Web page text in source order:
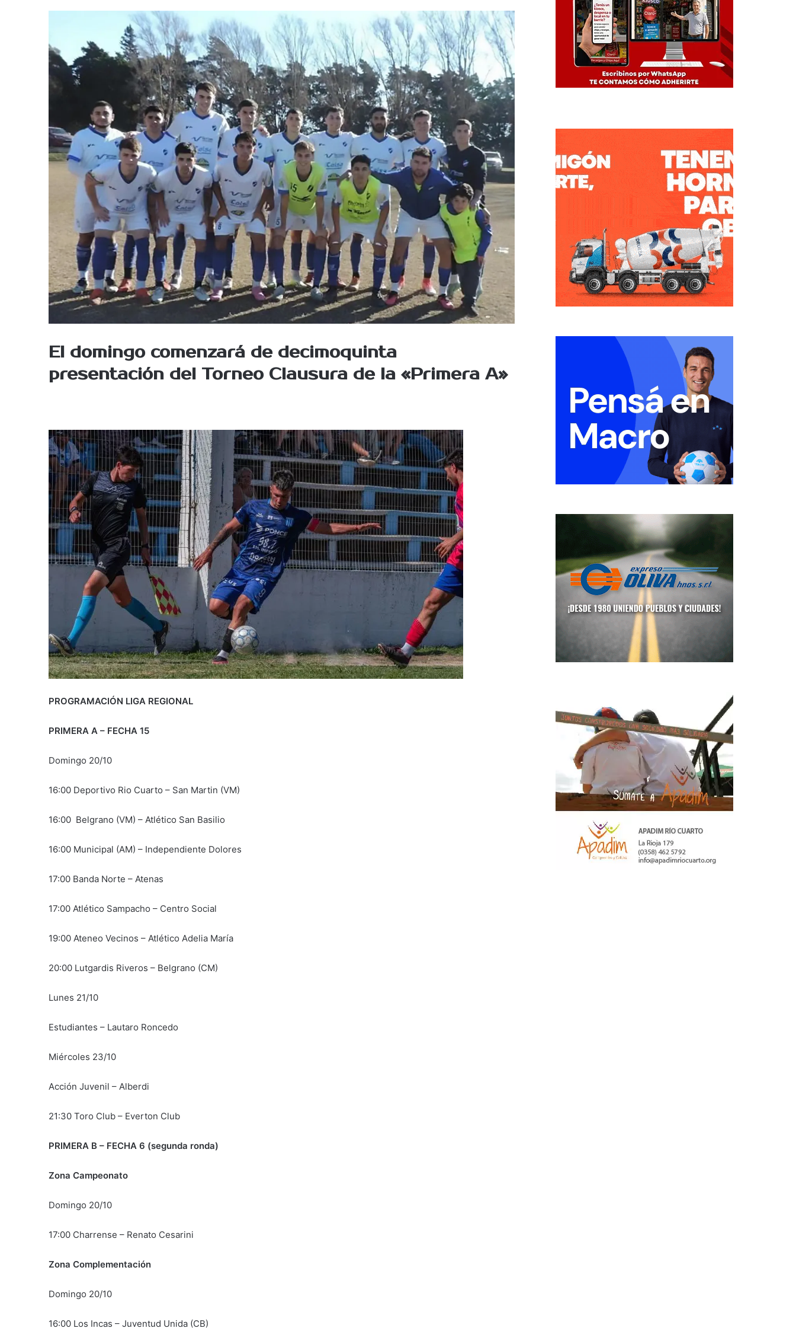
El domingo comenzará de decimoquinta
presentación del Torneo Clausura de la «Primera A»
PROGRAMACIÓN LIGA REGIONAL
PRIMERA A – FECHA 15
Domingo 20/10
16:00 Deportivo Rio Cuarto – San Martin (VM)
16:00 Belgrano (VM) – Atlético San Basilio
16:00 Municipal (AM) – Independiente Dolores
17:00 Banda Norte – Atenas
17:00 Atlético Sampacho – Centro Social
19:00 Ateneo Vecinos – Atlético Adelia María
20:00 Lutgardis Riveros – Belgrano (CM)
Lunes 21/10
Estudiantes – Lautaro Roncedo
Miércoles 23/10
Acción Juvenil – Alberdi
21:30 Toro Club – Everton Club
PRIMERA B – FECHA 6 (segunda ronda)
Zona Campeonato
Domingo 20/10
17:00 Charrense – Renato Cesarini
Zona Complementación
Domingo 20/10
16:00 Los Incas – Juventud Unida (CB)